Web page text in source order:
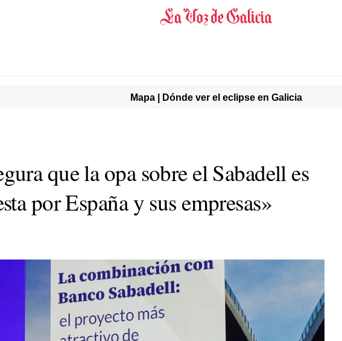
Mapa | Dónde ver el eclipse en Galicia
que la opa sobre el Sabadell es
por España y sus empresas»